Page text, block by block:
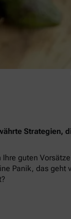
Strategien,
guten
Panik, das geht